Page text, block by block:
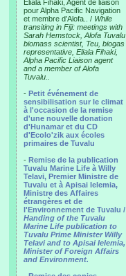
Eliala Fihaki, Agent de liaison
pour Alpha Pacific Navigation
et membre d’Alofa.. / While
transiting in Fiji: meetings with
Sarah Hemstock, Alofa Tuvalu
biomass scientist, Teu, biogas
representative, Eliala Fihaki,
Alpha Pacific Liaison agent
and a member of Alofa
Tuvalu..
- Petit événement de
sensibilisation sur le climat
à l'occasion de la remise
d'une nouvelle donation
d'Hunamar et du CD
d'Ecolo'zik aux écoles
primaires de Tuvalu
- Remise de la publication
Tuvalu Marine Life à Willy
Telavi, Premier Ministre de
Tuvalu et à Apisai Ielemia,
Ministre des Affaires
étrangères et de
l'Environnement de Tuvalu /
Handing of the Tuvalu
Marine Life publication to
Tuvalu Prime Minister Willy
Telavi and to Apisai Ielemia,
Minister of Foreign Affairs
and Environment.